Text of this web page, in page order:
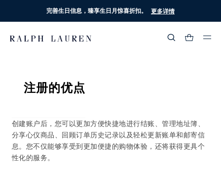
完善生日信息，臻享生日月惊喜折扣。 更多详情
流行分类
注册的优点
创建账户后，您可以更加方便快捷地进行结账、管理地址簿、
分享心仪商品、回顾订单历史记录以及轻松更新账单和邮寄信
息。您不仅能够享受到更加便捷的购物体验，还将获得更具个
性化的服务。